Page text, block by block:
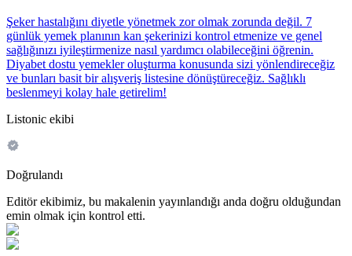
Şeker hastalığını diyetle yönetmek zor olmak zorunda değil. 7
günlük yemek planının kan şekerinizi kontrol etmenize ve genel
sağlığınızı iyileştirmenize nasıl yardımcı olabileceğini öğrenin.
Diyabet dostu yemekler oluşturma konusunda sizi yönlendireceğiz
ve bunları basit bir alışveriş listesine dönüştüreceğiz. Sağlıklı
beslenmeyi kolay hale getirelim!
Listonic ekibi
Doğrulandı
Editör ekibimiz, bu makalenin yayınlandığı anda doğru olduğundan
emin olmak için kontrol etti.